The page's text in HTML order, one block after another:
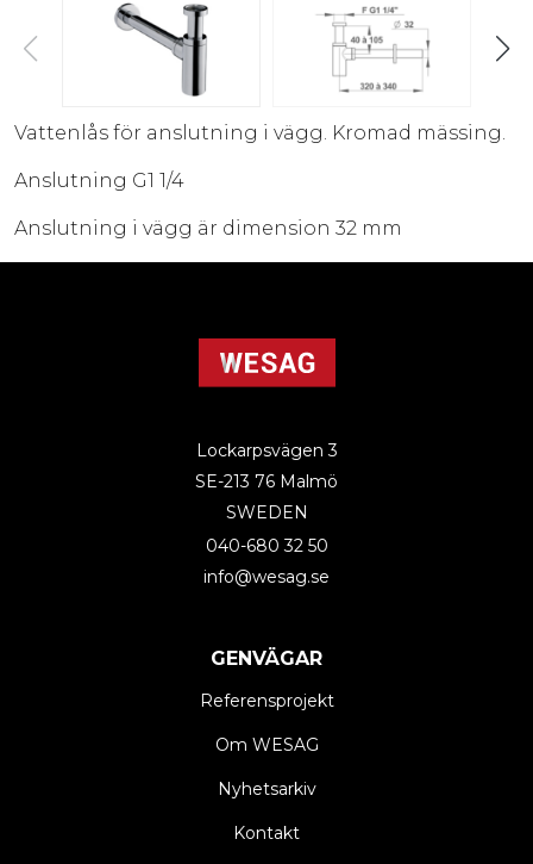
Vattenlås för anslutning i vägg. Kromad mässing.
Anslutning G1 1/4
Anslutning i vägg är dimension 32 mm
Lockarpsvägen 3
SE-213 76 Malmö
SWEDEN
040-680 32 50
info@wesag.se
GENVÄGAR
Referensprojekt
Om WESAG
Nyhetsarkiv
Kontakt